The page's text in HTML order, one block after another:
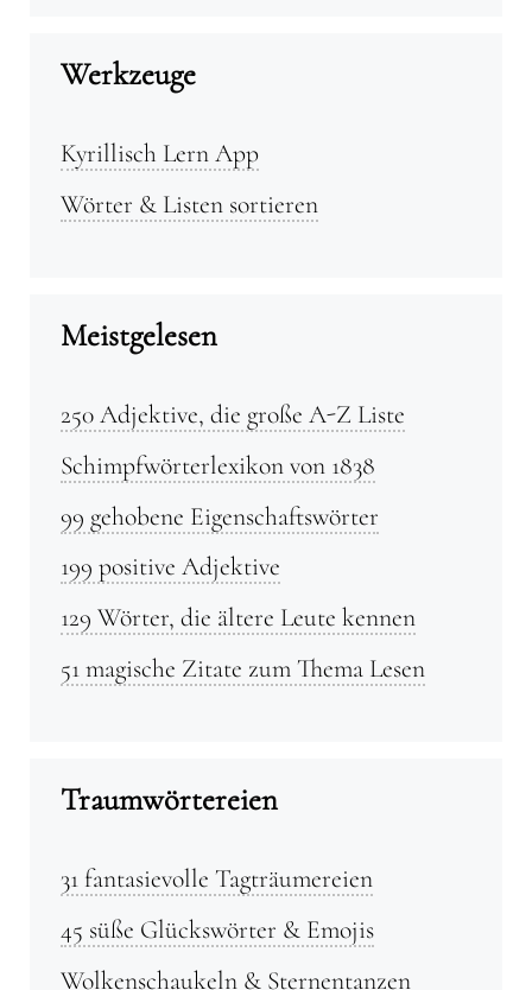
Werkzeuge
Kyrillisch Lern App
Wörter & Listen sortieren
Meistgelesen
250 Adjektive, die große A-Z Liste
Schimpfwörterlexikon von 1838
99 gehobene Eigenschaftswörter
199 positive Adjektive
129 Wörter, die ältere Leute kennen
51 magische Zitate zum Thema Lesen
Traumwörtereien
31 fantasievolle Tagträumereien
45 süße Glückswörter & Emojis
Wolkenschaukeln & Sternentanzen